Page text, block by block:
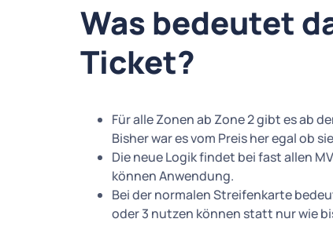
Was bedeutet
Ticket?
Für alle Zonen ab Zone 2 gibt es ab
Bisher war es vom Preis her egal ob
Die neue Logik findet bei fast allen
können Anwendung.
Bei der normalen Streifenkarte
oder 3 nutzen können statt nur wie